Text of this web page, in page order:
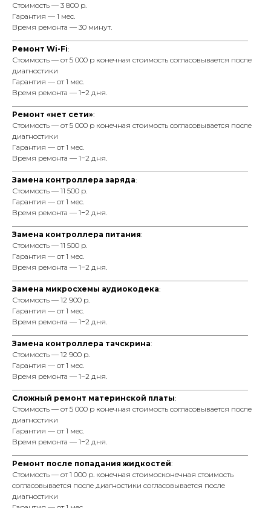
Стоимость — 3 800 р.
Гарантия — 1 мес.
Время ремонта — 30 минут.
Ремонт Wi-Fi:
Стоимость — от 5 000 р конечная стоимость согласовывается после
диагностики
Гарантия — от 1 мес.
Время ремонта — 1−2 дня.
Ремонт «нет сети»:
Стоимость — от 5 000 р конечная стоимость согласовывается после
диагностики
Гарантия — от 1 мес.
Время ремонта — 1−2 дня.
Замена контроллера заряда:
Стоимость — 11 500 р.
Гарантия — от 1 мес.
Время ремонта — 1−2 дня.
Замена контроллера питания:
Стоимость — 11 500 р.
Гарантия — от 1 мес.
Время ремонта — 1−2 дня.
Замена микросхемы аудиокодека:
Стоимость — 12 900 р.
Гарантия — от 1 мес.
Время ремонта — 1−2 дня.
Замена контроллера тачскрина:
Стоимость — 12 900 р.
Гарантия — от 1 мес.
Время ремонта — 1−2 дня.
Сложный ремонт материнской платы:
Стоимость — от 5 000 р конечная стоимость согласовывается после
диагностики
Гарантия — от 1 мес.
Время ремонта — 1−2 дня.
Ремонт после попадания жидкостей:
Стоимость — от 1 000 р. конечная стоимосконечная стоимость
согласовывается после диагностики согласовывается после
диагностики